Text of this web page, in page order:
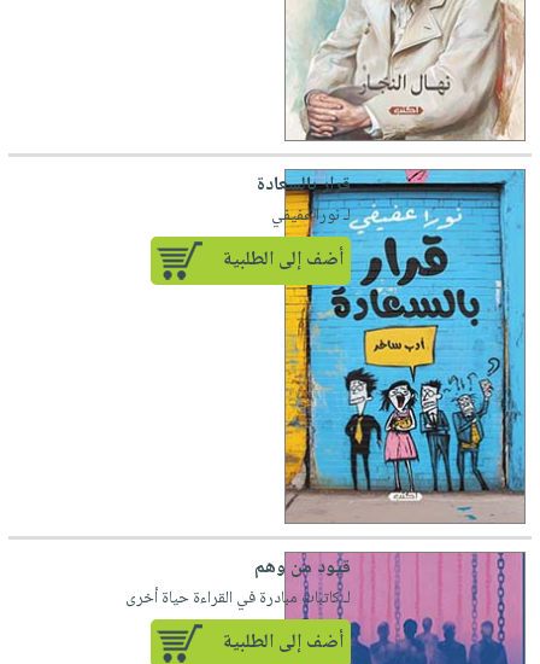
قرار بالسعادة
لـ نورا عفيفي
أضف إلى الطلبية
قيود من وهم
لـ كاتبات مبادرة في القراءة حياة أخرى
أضف إلى الطلبية